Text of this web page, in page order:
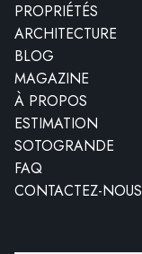
PROPRIÉTÉS
ARCHITECTURE
BLOG
MAGAZINE
À PROPOS
ESTIMATION
SOTOGRANDE
FAQ
CONTACTEZ-NOUS